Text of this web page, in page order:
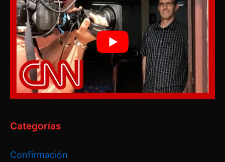
Categorías
Confirmación